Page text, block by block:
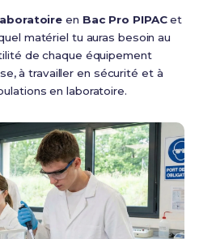
en Bac Pro PIPACet
matériel tu auras besoin au
de chaque équipement
à travailler en sécurité et à
en laboratoire.